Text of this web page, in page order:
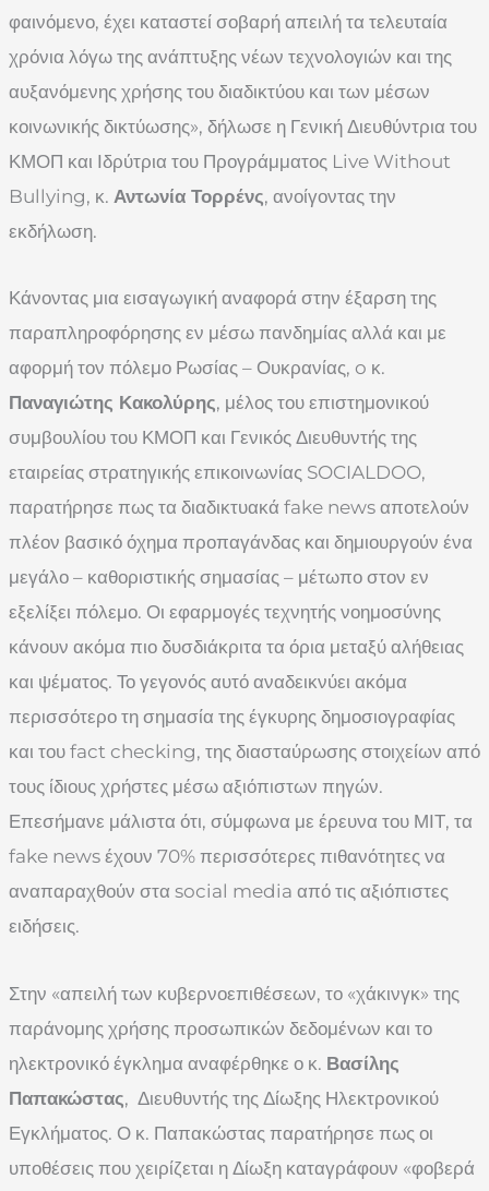
φαινόμενο, έχει καταστεί σοβαρή απειλή τα τελευταία
χρόνια λόγω της ανάπτυξης νέων τεχνολογιών και της
αυξανόμενης χρήσης του διαδικτύου και των μέσων
κοινωνικής δικτύωσης», δήλωσε η Γενική Διευθύντρια του
ΚΜΟΠ και Ιδρύτρια του Προγράμματος Live Without
Bullying, κ. Αντωνία Τορρένς, ανοίγοντας την
εκδήλωση.
Κάνοντας μια εισαγωγική αναφορά στην έξαρση της
παραπληροφόρησης εν μέσω πανδημίας αλλά και με
αφορμή τον πόλεμο Ρωσίας – Ουκρανίας, o κ.
Παναγιώτης Κακολύρης, μέλος του επιστημονικού
συμβουλίου του ΚΜΟΠ και Γενικός Διευθυντής της
εταιρείας στρατηγικής επικοινωνίας SOCIALDOO,
παρατήρησε πως τα διαδικτυακά fake news αποτελούν
πλέον βασικό όχημα προπαγάνδας και δημιουργούν ένα
μεγάλο – καθοριστικής σημασίας – μέτωπο στον εν
εξελίξει πόλεμο. Οι εφαρμογές τεχνητής νοημοσύνης
κάνουν ακόμα πιο δυσδιάκριτα τα όρια μεταξύ αλήθειας
και ψέματος. Το γεγονός αυτό αναδεικνύει ακόμα
περισσότερο τη σημασία της έγκυρης δημοσιογραφίας
και του fact checking, της διασταύρωσης στοιχείων από
τους ίδιους χρήστες μέσω αξιόπιστων πηγών.
Επεσήμανε μάλιστα ότι, σύμφωνα με έρευνα του ΜΙΤ, τα
fake news έχουν 70% περισσότερες πιθανότητες να
αναπαραχθούν στα social media από τις αξιόπιστες
ειδήσεις.
Στην «απειλή των κυβερνοεπιθέσεων, το «χάκινγκ» της
παράνομης χρήσης προσωπικών δεδομένων και το
ηλεκτρονικό έγκλημα αναφέρθηκε ο κ. Βασίλης
Παπακώστας, Διευθυντής της Δίωξης Ηλεκτρονικού
Εγκλήματος. Ο κ. Παπακώστας παρατήρησε πως οι
υποθέσεις που χειρίζεται η Δίωξη καταγράφουν «φοβερά